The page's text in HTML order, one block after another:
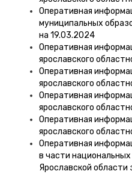
Оперативная
муниципальных
на 19.03.2024
Оперативная
ярославского
Оперативная
ярославского
Оперативная
ярославского
Оперативная
ярославского
Оперативная
в части
Ярославской области